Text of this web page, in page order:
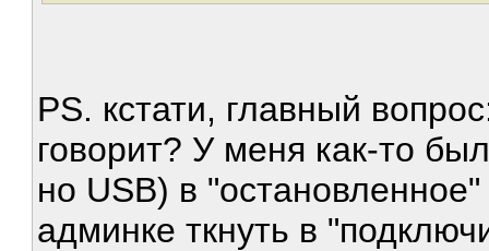
PS. кстати, главный
говорит? У меня как-то
но USB) в
админке ткнуть в